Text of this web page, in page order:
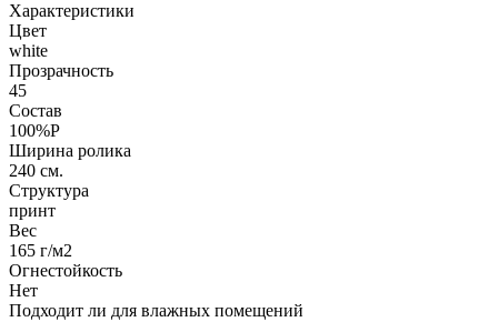
Характеристики
Цвет
white
Прозрачность
45
Состав
100%P
Ширина ролика
240 см.
Структура
принт
Вес
165 г/м2
Огнестойкость
Нет
Подходит ли для влажных помещений